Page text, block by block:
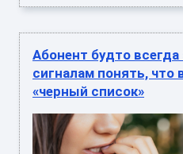
Абонент будто всегда
сигналам понять, что
«черный список»